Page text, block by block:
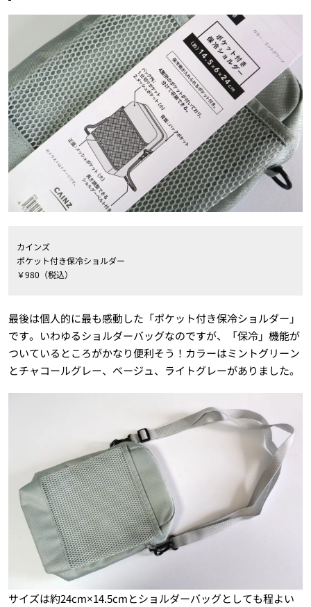
カインズ
ポケット付き保冷ショルダー
￥980（税込）
最後は個人的に最も感動した「ポケット付き保冷ショルダー」
です。いわゆるショルダーバッグなのですが、「保冷」機能が
ついているところがかなり便利そう！カラーはミントグリーン
とチャコールグレー、ベージュ、ライトグレーがありました。
サイズは約24cm×14.5cmとショルダーバッグとしても程よい